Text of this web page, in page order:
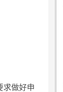
求做好申